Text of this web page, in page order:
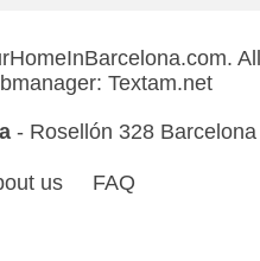
. All
Textam.net
- Rosellón 328 Barcelona
us FAQ